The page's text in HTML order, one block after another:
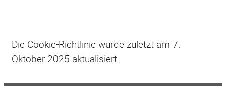
Die Cookie-Richtlinie wurde zuletzt am 7.
Oktober 2025 aktualisiert.